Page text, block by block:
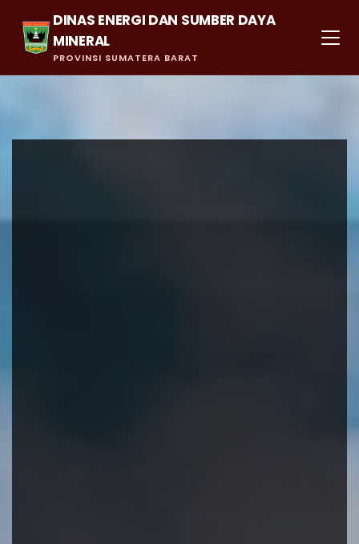
DINAS ENERGI DAN SUMBER DAYA
MINERAL
PROVINSI SUMATERA BARAT